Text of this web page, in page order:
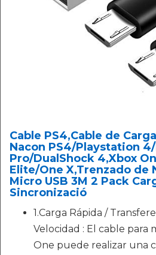
Cable PS4,Cable de
Nacon PS4/Playstation
Pro/DualShock 4,Xbox
Elite/One X,Trenzado de
Micro USB 3M 2 Pack
Sincronizació
1.Carga Rápida /
Velocidad : El cable para
One puede realizar una